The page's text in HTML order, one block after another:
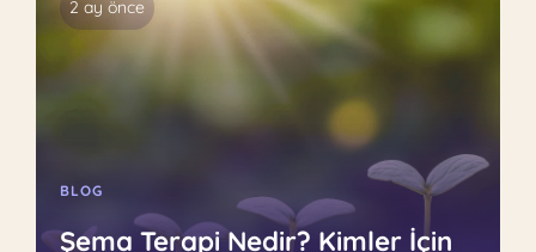
2 ay önce
BLOG
Şema Terapi Nedir? Kimler İçin